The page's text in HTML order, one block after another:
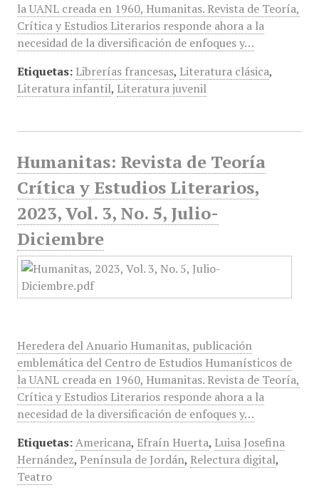
la UANL creada en 1960, Humanitas. Revista de Teoría,
Crítica y Estudios Literarios responde ahora a la
necesidad de la diversificación de enfoques y…
Etiquetas: Librerías francesas, Literatura clásica,
Literatura infantil, Literatura juvenil
Humanitas: Revista de Teoría
Crítica y Estudios Literarios,
2023, Vol. 3, No. 5, Julio-
Diciembre
Heredera del Anuario Humanitas, publicación
emblemática del Centro de Estudios Humanísticos de
la UANL creada en 1960, Humanitas. Revista de Teoría,
Crítica y Estudios Literarios responde ahora a la
necesidad de la diversificación de enfoques y…
Etiquetas: Americana, Efraín Huerta, Luisa Josefina
Hernández, Península de Jordán, Relectura digital,
Teatro